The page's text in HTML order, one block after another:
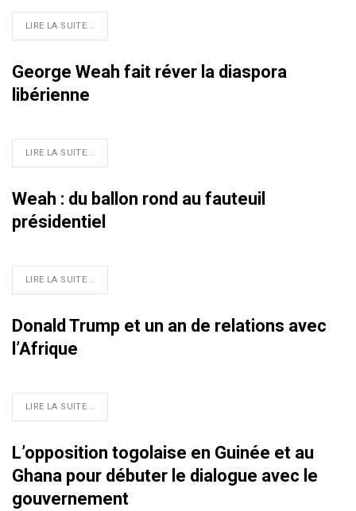
LIRE LA SUITE...
George Weah fait réver la diaspora
libérienne
LIRE LA SUITE...
Weah : du ballon rond au fauteuil
présidentiel
LIRE LA SUITE...
Donald Trump et un an de relations avec
l’Afrique
LIRE LA SUITE...
L’opposition togolaise en Guinée et au
Ghana pour débuter le dialogue avec le
gouvernement